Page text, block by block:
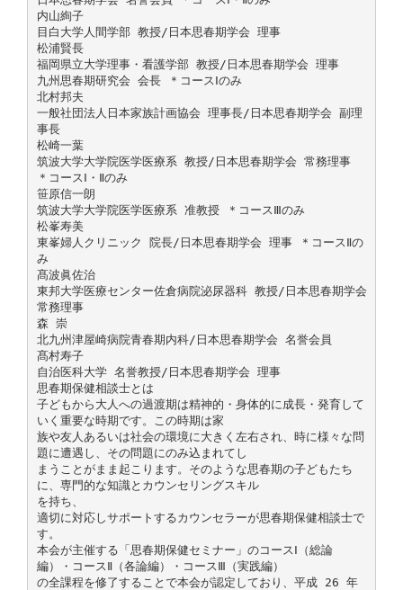
内山絢子
目白大学人間学部 教授/日本思春期学会 理事
松浦賢長
福岡県立大学理事・看護学部 教授/日本思春期学会 理事
九州思春期研究会 会長 ＊コースⅠのみ
北村邦夫
一般社団法人日本家族計画協会 理事長/日本思春期学会 副理
事長
松崎一葉
筑波大学大学院医学医療系 教授/日本思春期学会 常務理事
＊コースⅠ・Ⅱのみ
笹原信一朗
筑波大学大学院医学医療系 准教授 ＊コースⅢのみ
松峯寿美
東峯婦人クリニック 院長/日本思春期学会 理事 ＊コースⅡの
み
髙波眞佐治
東邦大学医療センター佐倉病院泌尿器科 教授/日本思春期学会
常務理事
森 崇
北九州津屋崎病院青春期内科/日本思春期学会 名誉会員
髙村寿子
自治医科大学 名誉教授/日本思春期学会 理事
思春期保健相談士とは
子どもから大人への過渡期は精神的・身体的に成長・発育して
いく重要な時期です。この時期は家
族や友人あるいは社会の環境に大きく左右され、時に様々な問
題に遭遇し、その問題にのみ込まれてし
まうことがまま起こります。そのような思春期の子どもたち
に、専門的な知識とカウンセリングスキル
を持ち、
適切に対応しサポートするカウンセラーが思春期保健相談士で
す。
本会が主催する「思春期保健セミナー」のコースⅠ（総論
編）・コースⅡ（各論編）・コースⅢ（実践編）
の全課程を修了することで本会が認定しており、平成 26 年